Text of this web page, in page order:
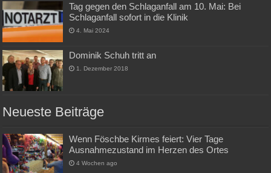
Tag gegen den Schlaganfall am 10. Mai: Bei
Schlaganfall sofort in die Klinik
4. Mai 2024
Dominik Schuh tritt an
1. Dezember 2018
Neueste Beiträge
Wenn Föschbe Kirmes feiert: Vier Tage
Ausnahmezustand im Herzen des Ortes
4 Wochen ago